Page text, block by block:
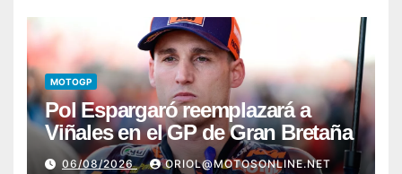
MOTOGP
Pol Espargaró reemplazará a
Viñales en el GP de Gran Bretaña
06/08/2026 ORIOL@MOTOSONLINE.NET